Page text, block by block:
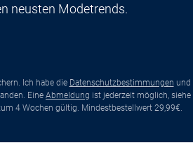
neusten Modetrends.
Ich habe die Datenschutzbestimmungen und
Eine Abmeldung ist jederzeit möglich, siehe
4 Wochen gültig. Mindestbestellwert 29,99€.